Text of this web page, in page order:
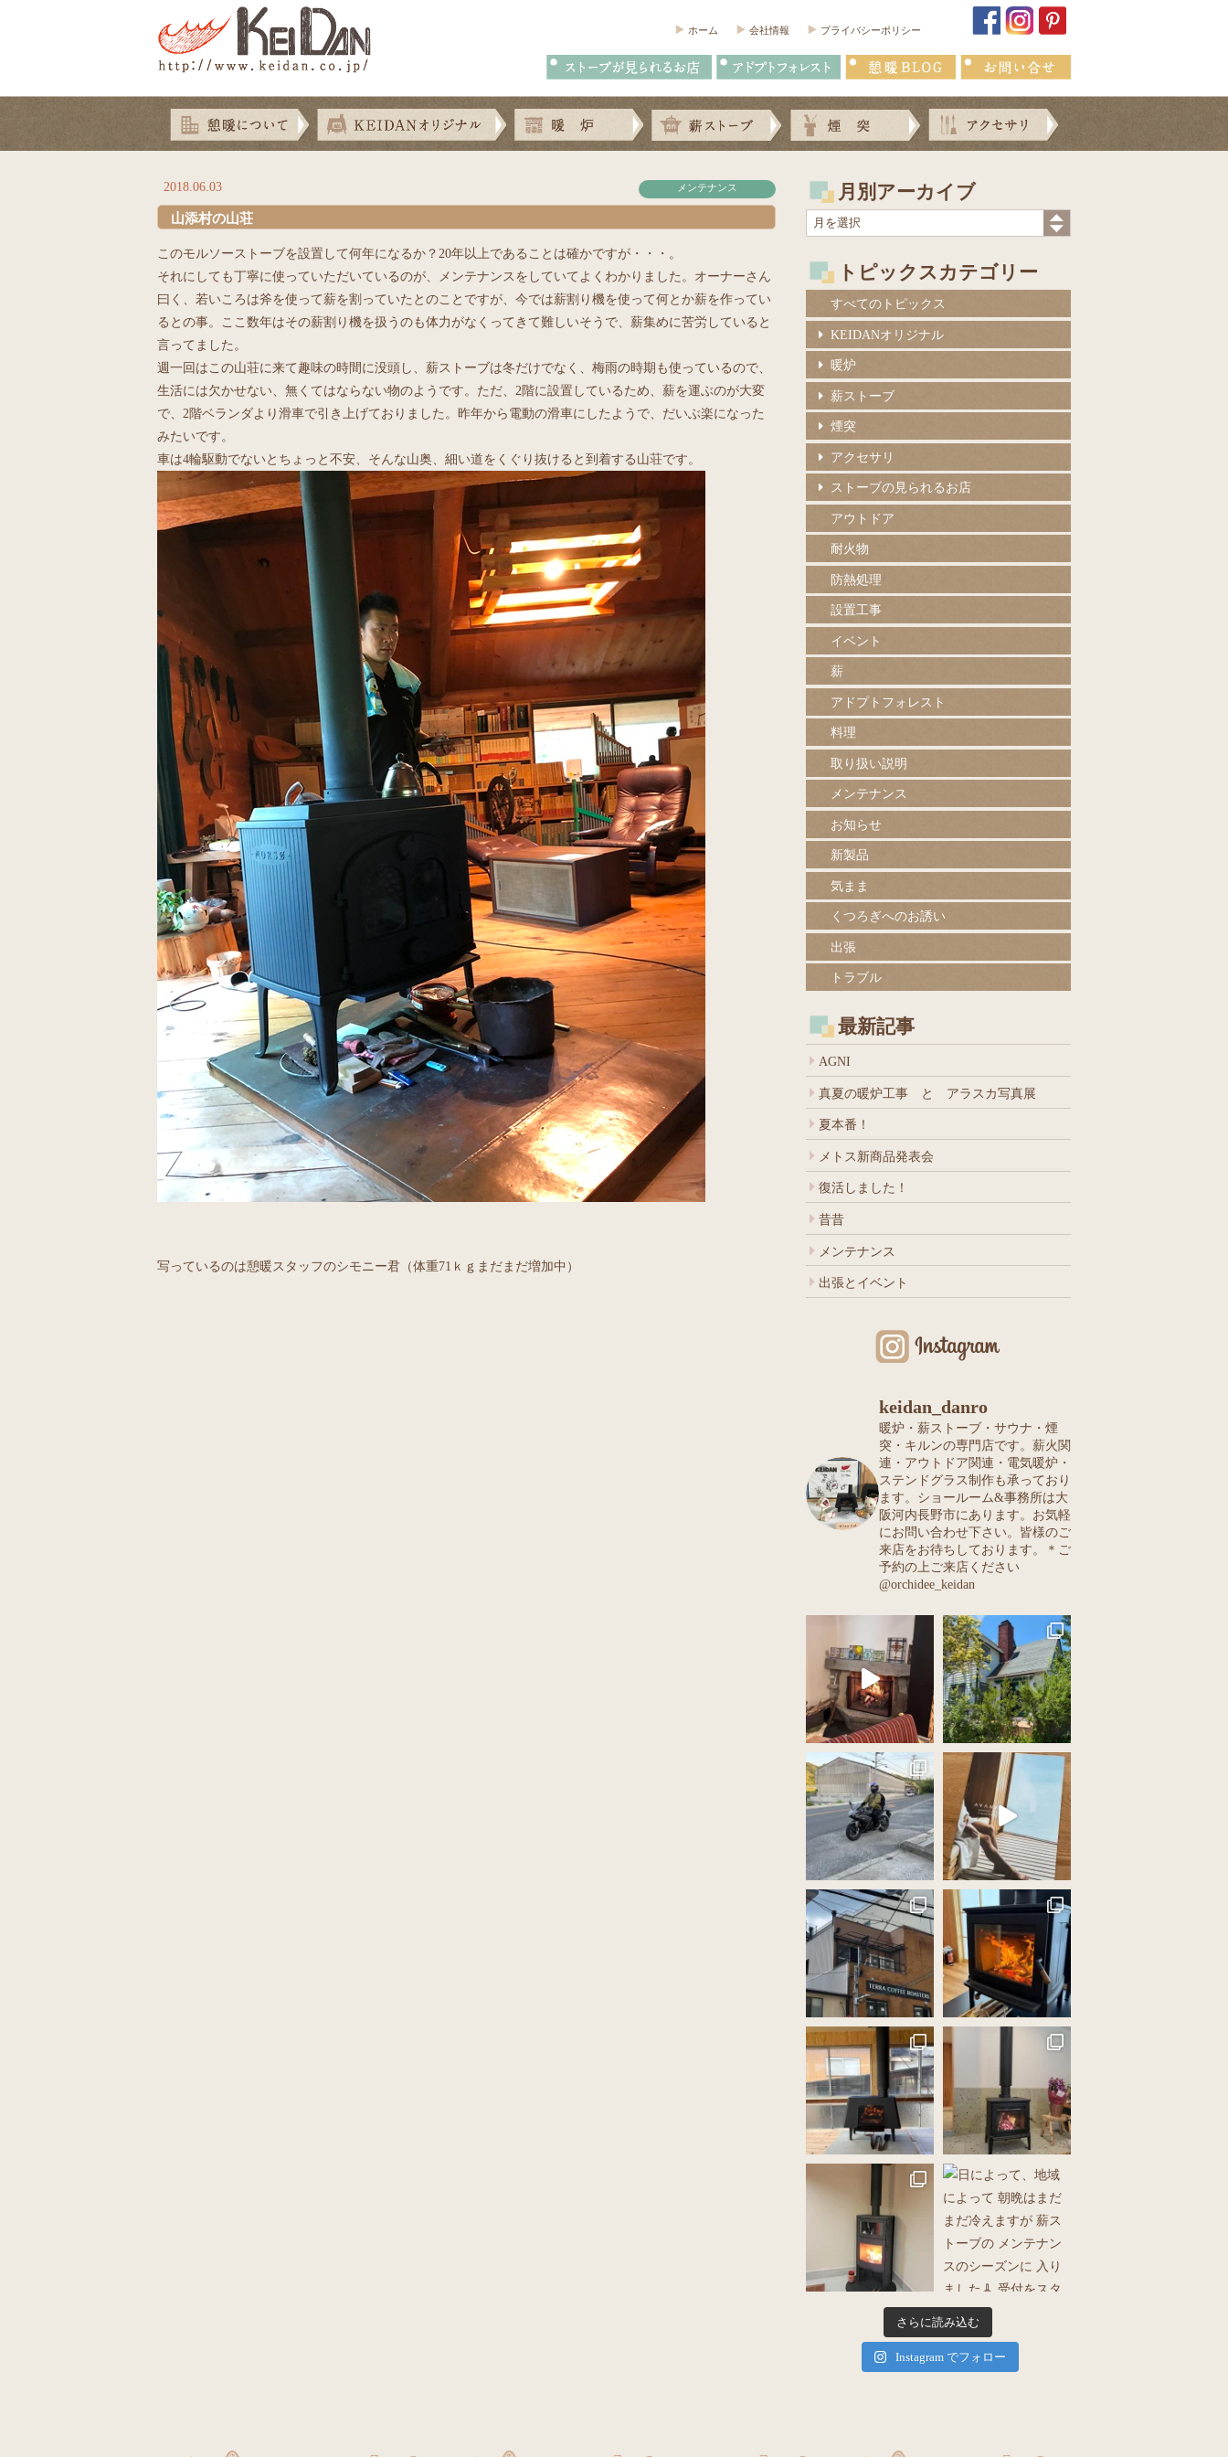
ホーム 会社情報 プライバシーポリシー
2018.06.03 メンテナンス
山添村の山荘
このモルソーストーブを設置して何年になるか？20年以上であることは確かですが・・・。
それにしても丁寧に使っていただいているのが、メンテナンスをしていてよくわかりました。オーナーさん
曰く、若いころは斧を使って薪を割っていたとのことですが、今では薪割り機を使って何とか薪を作ってい
るとの事。ここ数年はその薪割り機を扱うのも体力がなくってきて難しいそうで、薪集めに苦労していると
言ってました。
週一回はこの山荘に来て趣味の時間に没頭し、薪ストーブは冬だけでなく、梅雨の時期も使っているので、
生活には欠かせない、無くてはならない物のようです。ただ、2階に設置しているため、薪を運ぶのが大変
で、2階ベランダより滑車で引き上げておりました。昨年から電動の滑車にしたようで、だいぶ楽になった
みたいです。
車は4輪駆動でないとちょっと不安、そんな山奥、細い道をくぐり抜けると到着する山荘です。
写っているのは憩暖スタッフのシモニー君（体重71ｋｇまだまだ増加中）
月別アーカイブ
トピックスカテゴリー
すべてのトピックス
KEIDANオリジナル
暖炉
薪ストーブ
煙突
アクセサリ
ストーブの見られるお店
アウトドア
耐火物
防熱処理
設置工事
イベント
薪
アドプトフォレスト
料理
取り扱い説明
メンテナンス
お知らせ
新製品
気まま
くつろぎへのお誘い
出張
トラブル
最新記事
AGNI
真夏の暖炉工事 と アラスカ写真展
夏本番！
メトス新商品発表会
復活しました！
昔昔
メンテナンス
出張とイベント
keidan_danro
暖炉・薪ストーブ・サウナ・煙
突・キルンの専門店です。薪火関
連・アウトドア関連・電気暖炉・
ステンドグラス制作も承っており
ます。ショールーム&事務所は大
阪河内長野市にあります。お気軽
にお問い合わせ下さい。皆様のご
来店をお待ちしております。＊ご
予約の上ご来店ください
@orchidee_keidan
さらに読み込む
Instagram でフォロー